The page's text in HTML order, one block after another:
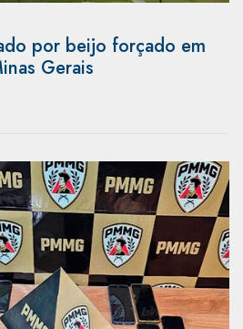
por beijo forçado em
Gerais